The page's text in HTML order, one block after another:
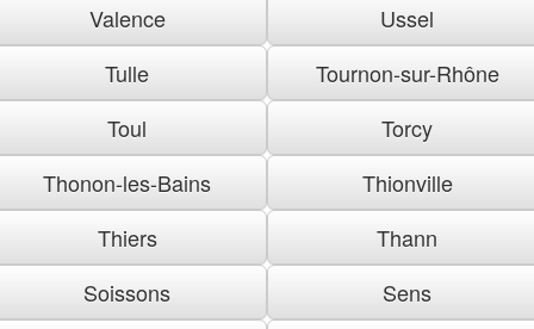
Valence
Ussel
Tulle
Tournon-sur-Rhône
Toul
Torcy
Thonon-les-Bains
Thionville
Thiers
Thann
Soissons
Sens